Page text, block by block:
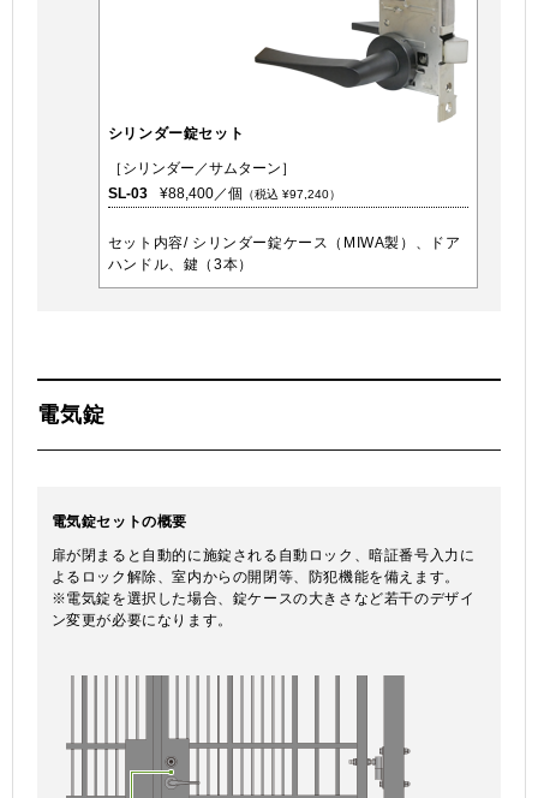
シリンダー錠セット
［シリンダー／サムターン］
SL-03
¥88,400／個 （税込 ¥97,240）
セット内容/ シリンダー錠ケース（MIWA製）、ドア
ハンドル、鍵（3本）
電気錠
電気錠セットの概要
扉が閉まると自動的に施錠される自動ロック、暗証番号入力に
よるロック解除、室内からの開閉等、防犯機能を備えます。
※電気錠を選択した場合、錠ケースの大きさなど若干のデザイ
ン変更が必要になります。